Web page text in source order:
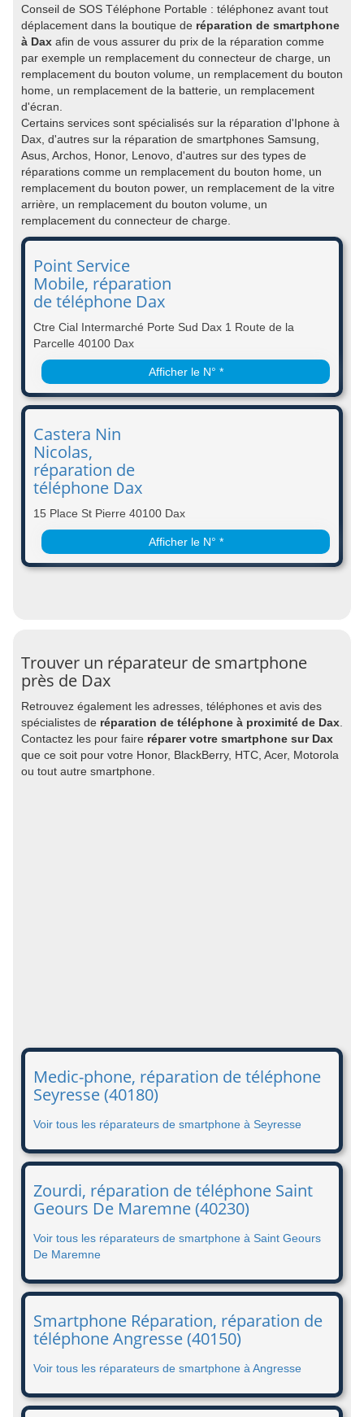
Conseil de SOS Téléphone Portable : téléphonez avant tout
déplacement dans la boutique de réparation de smartphone
à Dax afin de vous assurer du prix de la réparation comme
par exemple un remplacement du connecteur de charge, un
remplacement du bouton volume, un remplacement du bouton
home, un remplacement de la batterie, un remplacement
d'écran.
Certains services sont spécialisés sur la réparation d'Iphone à
Dax, d'autres sur la réparation de smartphones Samsung,
Asus, Archos, Honor, Lenovo, d'autres sur des types de
réparations comme un remplacement du bouton home, un
remplacement du bouton power, un remplacement de la vitre
arrière, un remplacement du bouton volume, un
remplacement du connecteur de charge.
Point Service
Mobile, réparation
de téléphone Dax
Ctre Cial Intermarché Porte Sud Dax 1 Route de la
Parcelle 40100 Dax
Afficher le N° *
Castera Nin
Nicolas,
réparation de
téléphone Dax
15 Place St Pierre 40100 Dax
Afficher le N° *
Trouver un réparateur de smartphone
près de Dax
Retrouvez également les adresses, téléphones et avis des
spécialistes de réparation de téléphone à proximité de Dax
Contactez les pour faire réparer votre smartphone sur Dax
que ce soit pour votre Honor, BlackBerry, HTC, Acer, Motorola
ou tout autre smartphone.
Medic-phone, réparation de téléphone
Seyresse (40180)
Voir tous les réparateurs de smartphone à Seyresse
Zourdi, réparation de téléphone Saint
Geours De Maremne (40230)
Voir tous les réparateurs de smartphone à Saint Geours
De Maremne
Smartphone Réparation, réparation de
téléphone Angresse (40150)
Voir tous les réparateurs de smartphone à Angresse